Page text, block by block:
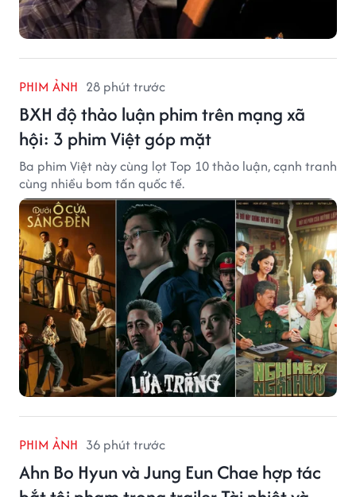
PHIM ẢNH 28 phút trước
BXH độ thảo luận phim trên mạng xã
hội: 3 phim Việt góp mặt
Ba phim Việt này cùng lọt Top 10 thảo luận, cạnh tranh
cùng nhiều bom tấn quốc tế.
PHIM ẢNH 36 phút trước
Ahn Bo Hyun và Jung Eun Chae hợp tác